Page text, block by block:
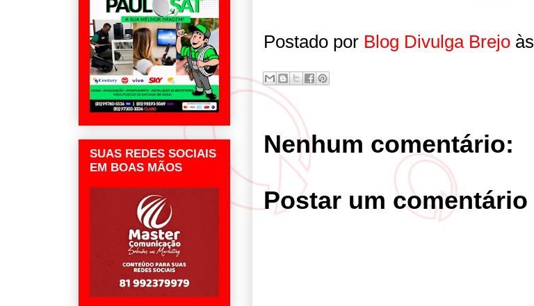
Postado por Blog Divulga Brejo às
Nenhum comentário:
Postar um comentário
SUAS REDES SOCIAIS
EM BOAS MÃOS